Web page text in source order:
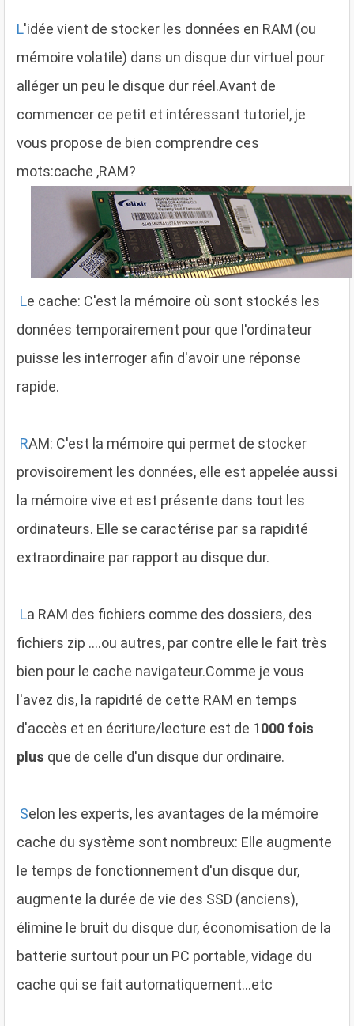
L'idée vient de stocker les données en RAM (ou
mémoire volatile) dans un disque dur virtuel pour
alléger un peu le disque dur réel.Avant de
commencer ce petit et intéressant tutoriel, je
vous propose de bien comprendre ces
mots:cache ,RAM?
Le cache: C'est la mémoire où sont stockés les
données temporairement pour que l'ordinateur
puisse les interroger afin d'avoir une réponse
rapide.
RAM: C'est la mémoire qui permet de stocker
provisoirement les données, elle est appelée aussi
la mémoire vive et est présente dans tout les
ordinateurs. Elle se caractérise par sa rapidité
extraordinaire par rapport au disque dur.
La RAM des fichiers comme des dossiers, des
fichiers zip ....ou autres, par contre elle le fait très
bien pour le cache navigateur.Comme je vous
l'avez dis, la rapidité de cette RAM en temps
d'accès et en écriture/lecture est de 1000 fois
plus que de celle d'un disque dur ordinaire.
Selon les experts, les avantages de la mémoire
cache du système sont nombreux: Elle augmente
le temps de fonctionnement d'un disque dur,
augmente la durée de vie des SSD (anciens),
élimine le bruit du disque dur, économisation de la
batterie surtout pour un PC portable, vidage du
cache qui se fait automatiquement...etc